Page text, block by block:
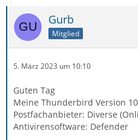
Gurb
Mitglied
5. März 2023 um 10:10
Guten Tag
Meine Thunderbird Version
Postfachanbieter: Diverse
Antivirensoftware: Defender